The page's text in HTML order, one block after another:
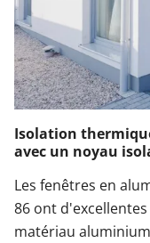
Isolation
avec un noyau
Les fenêtres en
86 ont
matériau